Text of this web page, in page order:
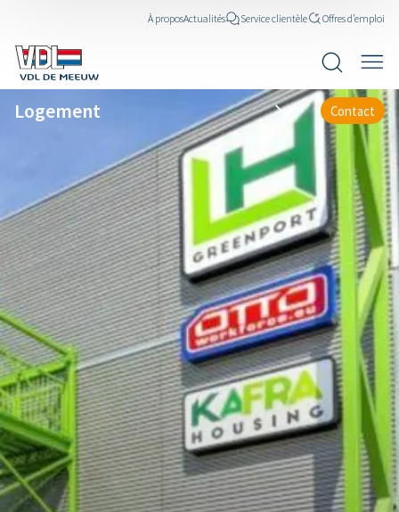
À proposActualités Service clientèle Offres d’emploi
Logement Contact